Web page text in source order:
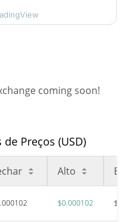
$0.00010204219
99.99%
$0.00009487
8.53%
coming soon!
Preços (USD)
Alto
$0.000102